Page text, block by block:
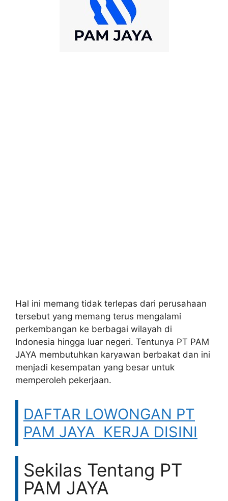
Hal ini memang tidak terlepas dari perusahaan
tersebut yang memang terus mengalami
perkembangan ke berbagai wilayah di
Indonesia hingga luar negeri. Tentunya PT PAM
JAYA membutuhkan karyawan berbakat dan ini
menjadi kesempatan yang besar untuk
memperoleh pekerjaan.
DAFTAR LOWONGAN PT
PAM JAYA KERJA DISINI
Sekilas Tentang PT
PAM JAYA